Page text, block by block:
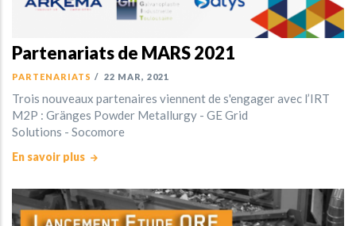
Partenariats de MARS 2021
PARTENARIATS / 22 MAR, 2021
Trois nouveaux partenaires viennent de s'engager avec l’IRT
M2P : Gränges Powder Metallurgy - GE Grid
Solutions - Socomore
En savoir plus